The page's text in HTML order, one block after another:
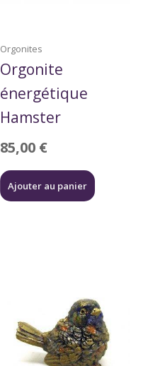
Orgonites
Orgonite
énergétique
Hamster
85,00 €
Ajouter au panier